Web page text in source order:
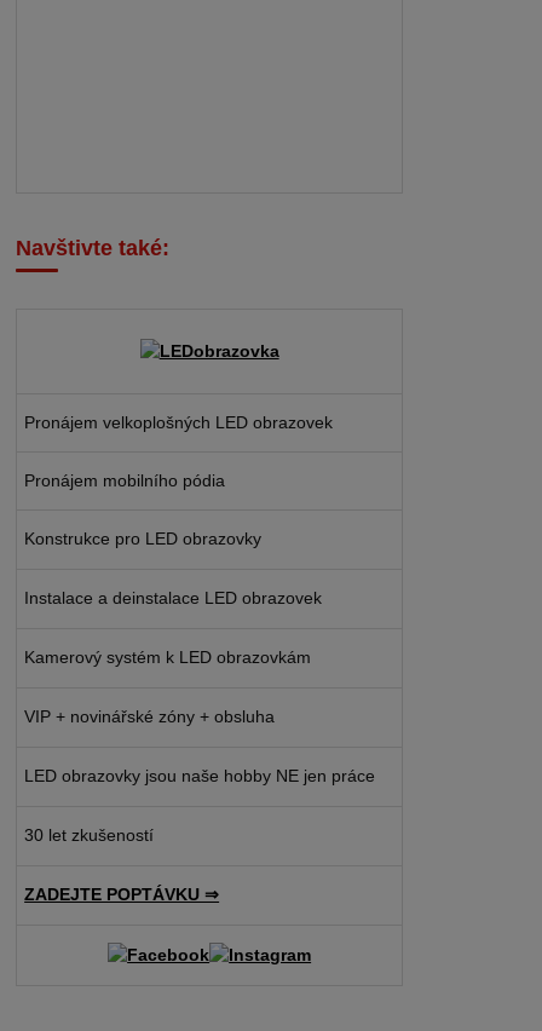
Navštivte také:
Pronájem velkoplošných LED obrazovek
Pronájem mobilního pódia
Konstrukce pro LED obrazovky
Instalace a deinstalace LED obrazovek
Kamerový systém k LED obrazovkám
VIP + novinářské zóny + obsluha
LED obrazovky jsou naše hobby NE jen práce
30 let zkušeností
ZADEJTE POPTÁVKU ⇒